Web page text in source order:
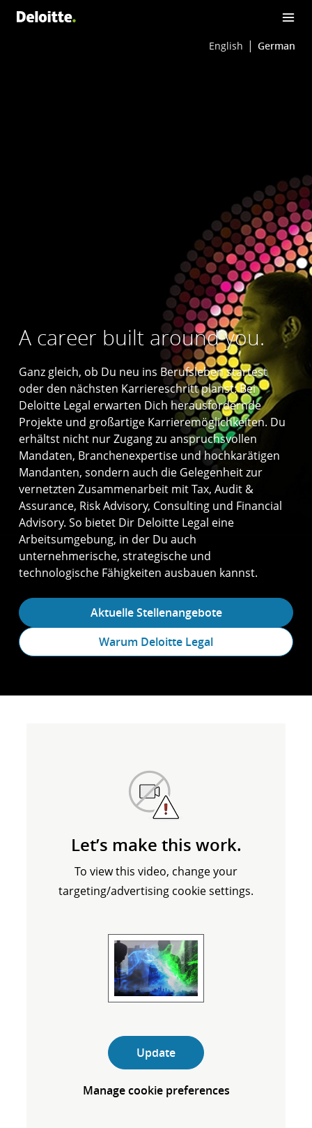
English German
A career built around you.
Ganz gleich, ob Du neu ins Berufsleben startest
oder den nächsten Karriereschritt planst: Bei
Deloitte Legal erwarten Dich herausfordernde
Projekte und großartige Karrieremöglichkeiten. Du
erhältst nicht nur Zugang zu anspruchsvollen
Mandaten, Branchenexpertise und hochkarätigen
Mandanten, sondern auch die Gelegenheit zur
vernetzten Zusammenarbeit mit Tax, Audit &
Assurance, Risk Advisory, Consulting und Financial
Advisory. So bietet Dir Deloitte Legal eine
Arbeitsumgebung, in der Du auch
unternehmerische, strategische und
technologische Fähigkeiten ausbauen kannst.
Aktuelle Stellenangebote
Warum Deloitte Legal
Let’s make this work.
To view this video, change your
targeting/advertising cookie settings.
Update
Manage cookie preferences